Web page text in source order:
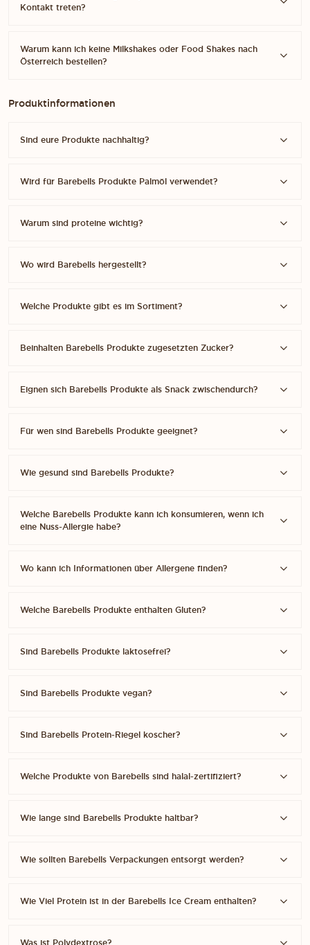
Kontakt treten?
Warum kann ich keine Milkshakes oder Food Shakes nach
Österreich bestellen?
Produktinformationen
Sind eure Produkte nachhaltig?
Wird für Barebells Produkte Palmöl verwendet?
Warum sind proteine wichtig?
Wo wird Barebells hergestellt?
Welche Produkte gibt es im Sortiment?
Beinhalten Barebells Produkte zugesetzten Zucker?
Eignen sich Barebells Produkte als Snack zwischendurch?
Für wen sind Barebells Produkte geeignet?
Wie gesund sind Barebells Produkte?
Welche Barebells Produkte kann ich konsumieren, wenn ich
eine Nuss-Allergie habe?
Wo kann ich Informationen über Allergene finden?
Welche Barebells Produkte enthalten Gluten?
Sind Barebells Produkte laktosefrei?
Sind Barebells Produkte vegan?
Sind Barebells Protein-Riegel koscher?
Welche Produkte von Barebells sind halal-zertifiziert?
Wie lange sind Barebells Produkte haltbar?
Wie sollten Barebells Verpackungen entsorgt werden?
Wie Viel Protein ist in der Barebells Ice Cream enthalten?